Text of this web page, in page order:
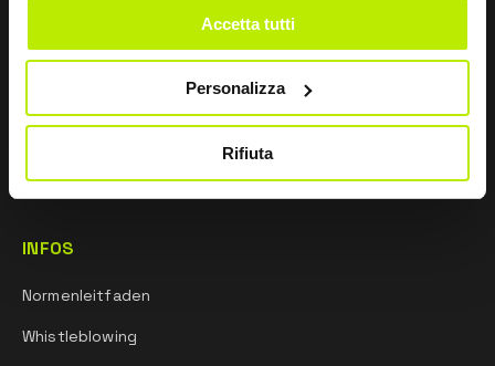
Accetta tutti
Personalizza
Rifiuta
Forschung und entwicklung
INFOS
Normenleitfaden
Whistleblowing